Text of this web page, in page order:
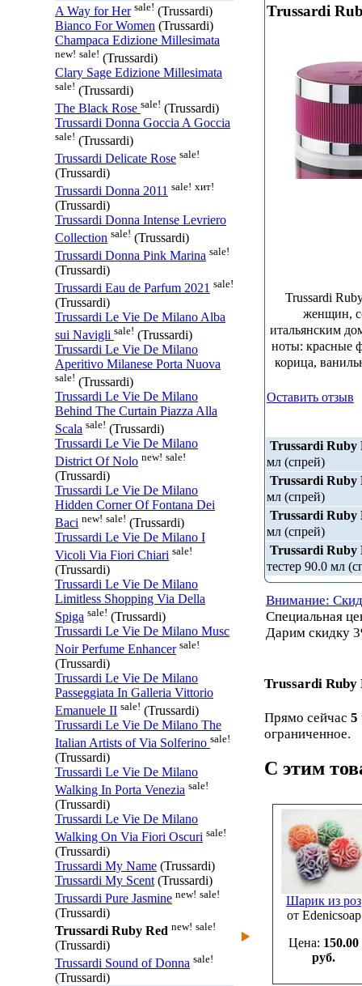
A Way for Her sale! (Trussardi)
Bianco For Women (Trussardi)
Champaca Edizione Millesimata
new! sale! (Trussardi)
Clary Sage Edizione Millesimata
sale! (Trussardi)
The Black Rose sale! (Trussardi)
Trussardi Donna Goccia A Goccia
sale! (Trussardi)
Trussardi Delicate Rose sale!
(Trussardi)
Trussardi Donna 2011 sale! хит!
(Trussardi)
Trussardi Donna Intense Levriero
Collection sale! (Trussardi)
Trussardi Donna Pink Marina sale!
(Trussardi)
Trussardi Eau de Parfum 2021 sale!
(Trussardi)
Trussardi Le Vie De Milano Alba
sui Navigli sale! (Trussardi)
Trussardi Le Vie De Milano
Aperitivo Milanese Porta Nuova
sale! (Trussardi)
Trussardi Le Vie De Milano
Behind The Curtain Piazza Alla
Scala sale! (Trussardi)
Trussardi Le Vie De Milano
District Of Nolo new! sale!
(Trussardi)
Trussardi Le Vie De Milano
Hidden Corner Of Fontana Dei
Baci new! sale! (Trussardi)
Trussardi Le Vie De Milano I
Vicoli Via Fiori Chiari sale!
(Trussardi)
Trussardi Le Vie De Milano
Limitless Shopping Via Della
Spiga sale! (Trussardi)
Trussardi Le Vie De Milano Musc
Noir Perfume Enhancer sale!
(Trussardi)
Trussardi Le Vie De Milano
Passeggiata In Galleria Vittorio
Emanuele II sale! (Trussardi)
Trussardi Le Vie De Milano The
Italian Artists of Via Solferino sale!
(Trussardi)
Trussardi Le Vie De Milano
Walking In Porta Venezia sale!
(Trussardi)
Trussardi Le Vie De Milano
Walking On Via Fiori Oscuri sale!
(Trussardi)
Trussardi My Name (Trussardi)
Trussardi My Scent (Trussardi)
Trussardi Pure Jasmine new! sale!
(Trussardi)
Trussardi Ruby Red new! sale!
(Trussardi)
Trussardi Sound of Donna sale!
(Trussardi)
Trussardi
Trussardi
женщин,
итальянским
ноты: красные
корица,
Оставить отзыв
Trussardi Ruby
мл (спрей)
Trussardi Ruby
мл (спрей)
Trussardi Ruby
мл (спрей)
Trussardi Ruby
тестер 90.0 мл
Внимание:
Специальная
Дарим скидку
Trussardi Ruby
Прямо сейчас 5
ограниченное.
С этим
Шарик из роз
от Edenicsoap
Цена: 150.00
руб.